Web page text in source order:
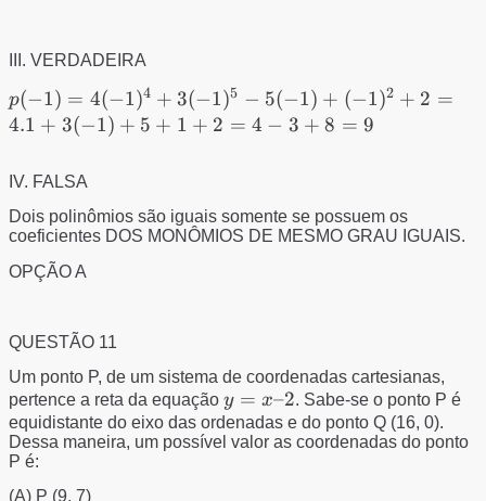
III. VERDADEIRA
p(-1)=4(-1)^{4}+3(-1)^{5}-5(-1)+
(-1)^{2}+2
p(−1) = 4(−1)4 + 3(−1)5 − 5(−1) + (−1)2 + 2 =
4.1 + 3(−1) + 5 + 1 + 2 = 4 − 3 + 8 = 9
IV. FALSA
Dois polinômios são iguais somente se possuem os
coeficientes DOS MONÔMIOS DE MESMO GRAU IGUAIS.
OPÇÃO A
QUESTÃO 11
Um ponto P, de um sistema de coordenadas cartesianas,
pertence a reta da equação y
=
x
y = x–2. Sabe-se o ponto P é
equidistante do eixo das ordenadas e do ponto Q (16, 0).
Dessa maneira, um possível valor as coordenadas do ponto
P é:
(A) P (9, 7)